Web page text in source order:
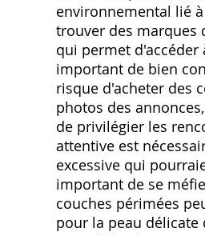
environnemental lié
trouver des marques
qui permet d'accéder
important de bien
risque d'acheter des
photos des
de privilégier les
attentive est
excessive qui
important de se
couches périmées
pour la peau délicate